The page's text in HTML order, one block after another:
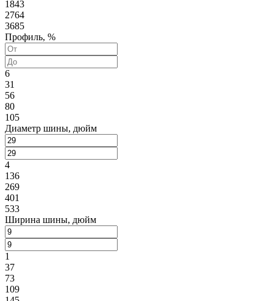
1843
2764
3685
Профиль, %
6
31
56
80
105
Диаметр шины, дюйм
4
136
269
401
533
Ширина шины, дюйм
1
37
73
109